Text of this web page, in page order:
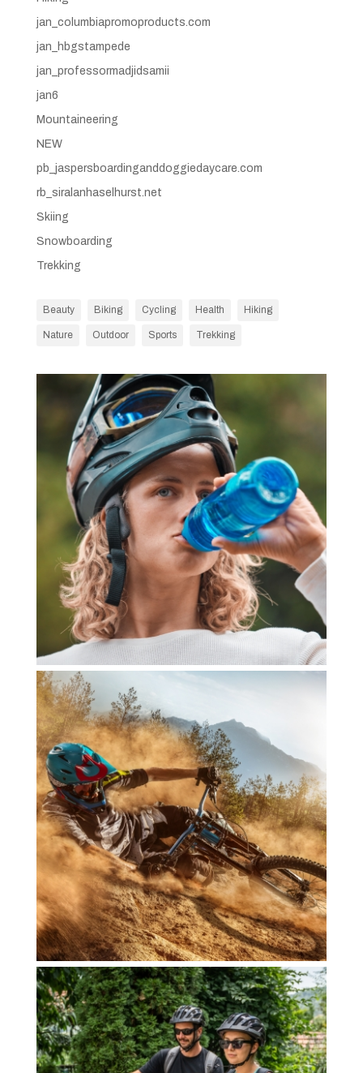
jan_columbiapromoproducts.com
jan_hbgstampede
jan_professormadjidsamii
jan6
Mountaineering
NEW
pb_jaspersboardinganddoggiedaycare.com
rb_siralanhaselhurst.net
Skiing
Snowboarding
Trekking
Beauty Biking Cycling Health Hiking
Nature Outdoor Sports Trekking